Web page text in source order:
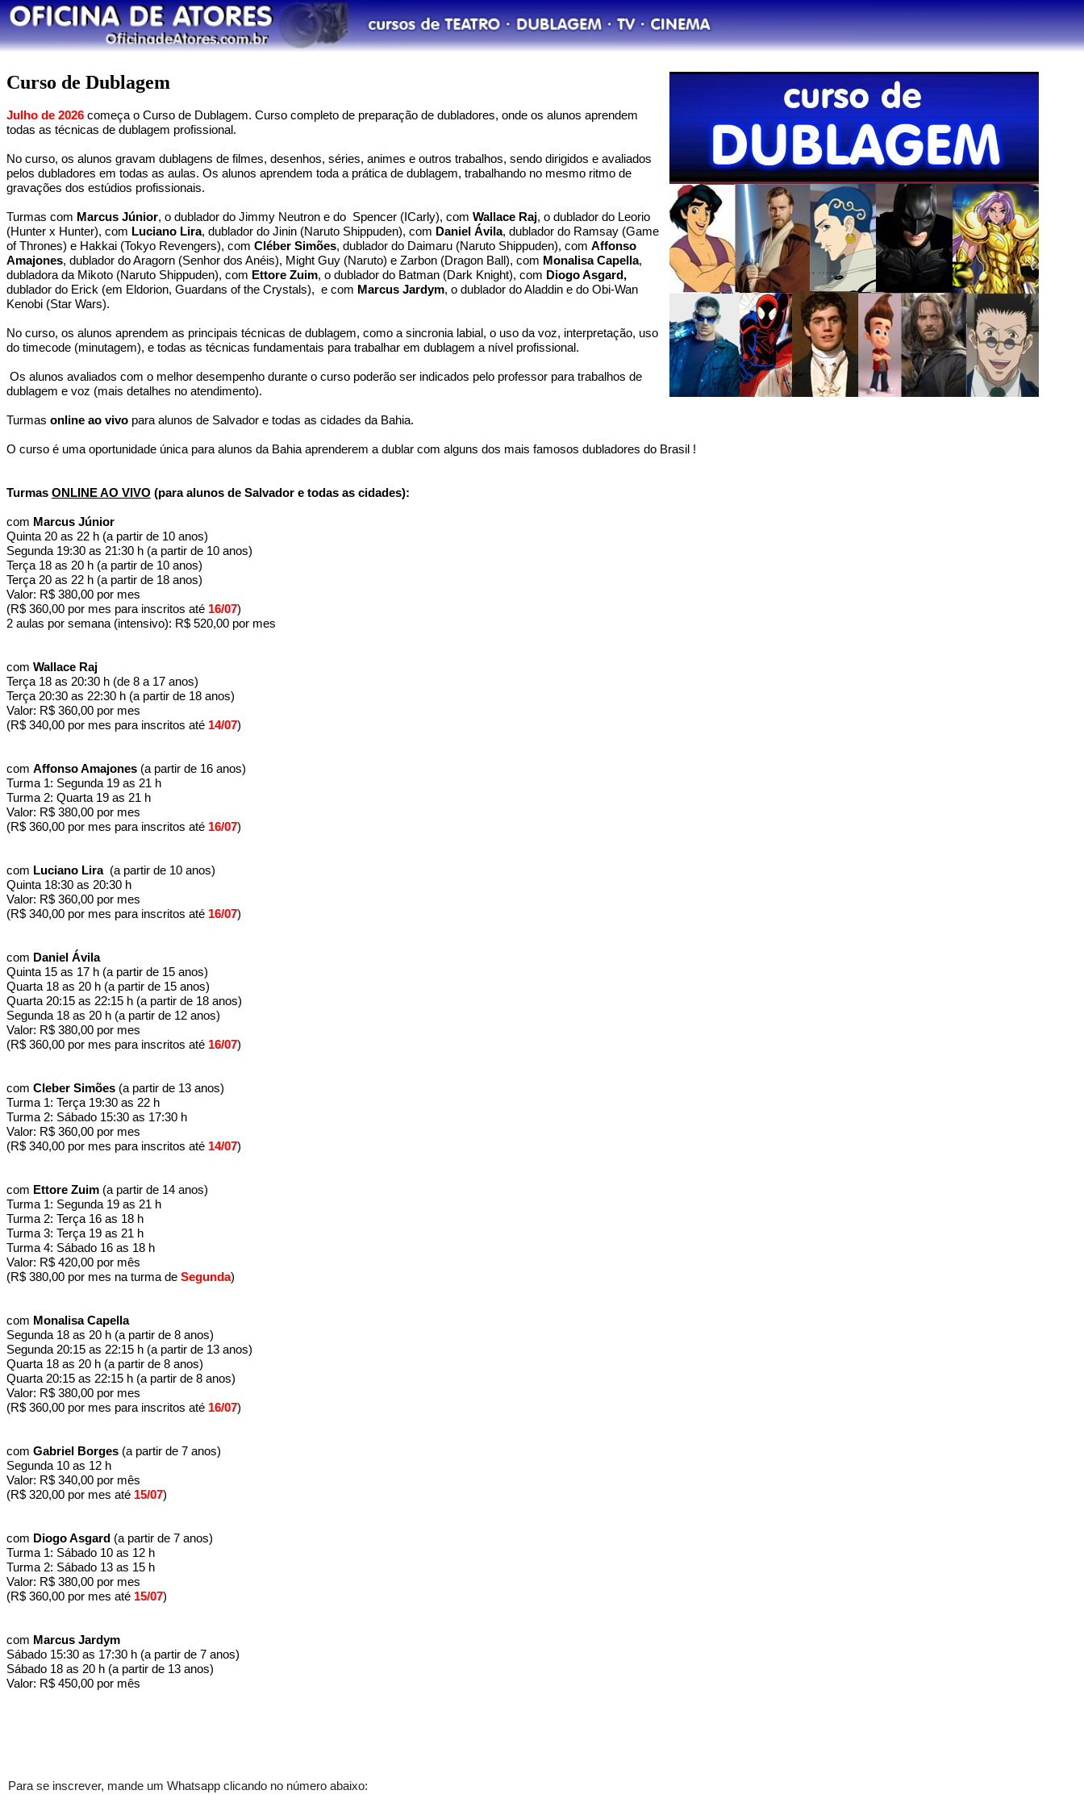
Curso de Dublagem
Julho de 2026 começa o Curso de Dublagem. Curso completo de preparação de dubladores, onde os alunos aprendem
todas as técnicas de dublagem profissional.
No curso, os alunos gravam dublagens de filmes, desenhos, séries, animes e outros trabalhos, sendo dirigidos e avaliados
pelos dubladores em todas as aulas. Os alunos aprendem toda a prática de dublagem, trabalhando no mesmo ritmo de
gravações dos estúdios profissionais.
Turmas com Marcus Júnior, o dublador do Jimmy Neutron e do Spencer (ICarly), com Wallace Raj, o dublador do Leorio
(Hunter x Hunter), com Luciano Lira, dublador do Jinin (Naruto Shippuden), com Daniel Ávila, dublador do Ramsay (Game
of Thrones) e Hakkai (Tokyo Revengers), com Cléber Simões, dublador do Daimaru (Naruto Shippuden), com Affonso
Amajones, dublador do Aragorn (Senhor dos Anéis), Might Guy (Naruto) e Zarbon (Dragon Ball), com Monalisa Capella,
dubladora da Mikoto (Naruto Shippuden), com Ettore Zuim, o dublador do Batman (Dark Knight), com Diogo Asgard,
dublador do Erick (em Eldorion, Guardans of the Crystals), e com Marcus Jardym, o dublador do Aladdin e do Obi-Wan
Kenobi (Star Wars).
No curso, os alunos aprendem as principais técnicas de dublagem, como a sincronia labial, o uso da voz, interpretação, uso
do timecode (minutagem), e todas as técnicas fundamentais para trabalhar em dublagem a nível profissional.
Os alunos avaliados com o melhor desempenho durante o curso poderão ser indicados pelo professor para trabalhos de
dublagem e voz (mais detalhes no atendimento).
Turmas online ao vivo para alunos de Salvador e todas as cidades da Bahia.
O curso é uma oportunidade única para alunos da Bahia aprenderem a dublar com alguns dos mais famosos dubladores do Brasil !
Turmas ONLINE AO VIVO (para alunos de Salvador e todas as cidades):
com Marcus Júnior
Quinta 20 as 22 h (a partir de 10 anos)
Segunda 19:30 as 21:30 h (a partir de 10 anos)
Terça 18 as 20 h (a partir de 10 anos)
Terça 20 as 22 h (a partir de 18 anos)
Valor: R$ 380,00 por mes
(R$ 360,00 por mes para inscritos até 16/07)
2 aulas por semana (intensivo): R$ 520,00 por mes
com Wallace Raj
Terça 18 as 20:30 h (de 8 a 17 anos)
Terça 20:30 as 22:30 h (a partir de 18 anos)
Valor: R$ 360,00 por mes
(R$ 340,00 por mes para inscritos até 14/07)
com Affonso Amajones (a partir de 16 anos)
Turma 1: Segunda 19 as 21 h
Turma 2: Quarta 19 as 21 h
Valor: R$ 380,00 por mes
(R$ 360,00 por mes para inscritos até 16/07)
com Luciano Lira(a partir de 10 anos)
Quinta 18:30 as 20:30 h
Valor: R$ 360,00 por mes
(R$ 340,00 por mes para inscritos até 16/07)
com Daniel Ávila
Quinta 15 as 17 h (a partir de 15 anos)
Quarta 18 as 20 h (a partir de 15 anos)
Quarta 20:15 as 22:15 h (a partir de 18 anos)
Segunda 18 as 20 h (a partir de 12 anos)
Valor: R$ 380,00 por mes
(R$ 360,00 por mes para inscritos até 16/07)
com Cleber Simões (a partir de 13 anos)
Turma 1: Terça 19:30 as 22 h
Turma 2: Sábado 15:30 as 17:30 h
Valor: R$ 360,00 por mes
(R$ 340,00 por mes para inscritos até 14/07)
com Ettore Zuim (a partir de 14 anos)
Turma 1: Segunda 19 as 21 h
Turma 2: Terça 16 as 18 h
Turma 3: Terça 19 as 21 h
Turma 4: Sábado 16 as 18 h
Valor: R$ 420,00 por mês
(R$ 380,00 por mes na turma de Segunda)
com Monalisa Capella
Segunda 18 as 20 h (a partir de 8 anos)
Segunda 20:15 as 22:15 h (a partir de 13 anos)
Quarta 18 as 20 h (a partir de 8 anos)
Quarta 20:15 as 22:15 h (a partir de 8 anos)
Valor: R$ 380,00 por mes
(R$ 360,00 por mes para inscritos até 16/07)
com Gabriel Borges (a partir de 7 anos)
Segunda 10 as 12 h
Valor: R$ 340,00 por mês
(R$ 320,00 por mes até 15/07)
com Diogo Asgard (a partir de 7 anos)
Turma 1: Sábado 10 as 12 h
Turma 2: Sábado 13 as 15 h
Valor: R$ 380,00 por mes
(R$ 360,00 por mes até 15/07)
com Marcus Jardym
Sábado 15:30 as 17:30 h (a partir de 7 anos)
Sábado 18 as 20 h (a partir de 13 anos)
Valor: R$ 450,00 por mês
Para se inscrever, mande um Whatsapp clicando no número abaixo: